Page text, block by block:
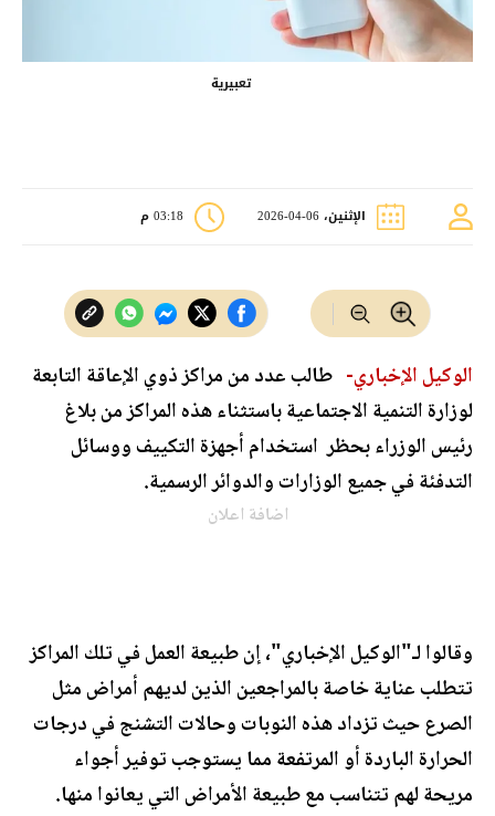
تعبيرية
الإثنين، 06-04-2026 03:18 م
الوكيل الإخباري- طالب عدد من مراكز ذوي الإعاقة التابعة
لوزارة التنمية الاجتماعية باستثناء هذه المراكز من بلاغ
رئيس الوزراء بحظر استخدام أجهزة التكييف ووسائل
التدفئة في جميع الوزارات والدوائر الرسمية.
اضافة اعلان
وقالوا لـ"الوكيل الإخباري"، إن طبيعة العمل في تلك المراكز
تتطلب عناية خاصة بالمراجعين الذين لديهم أمراض مثل
الصرع حيث تزداد هذه النوبات وحالات التشنج في درجات
الحرارة الباردة أو المرتفعة مما يستوجب توفير أجواء
مريحة لهم تتناسب مع طبيعة الأمراض التي يعانوا منها.